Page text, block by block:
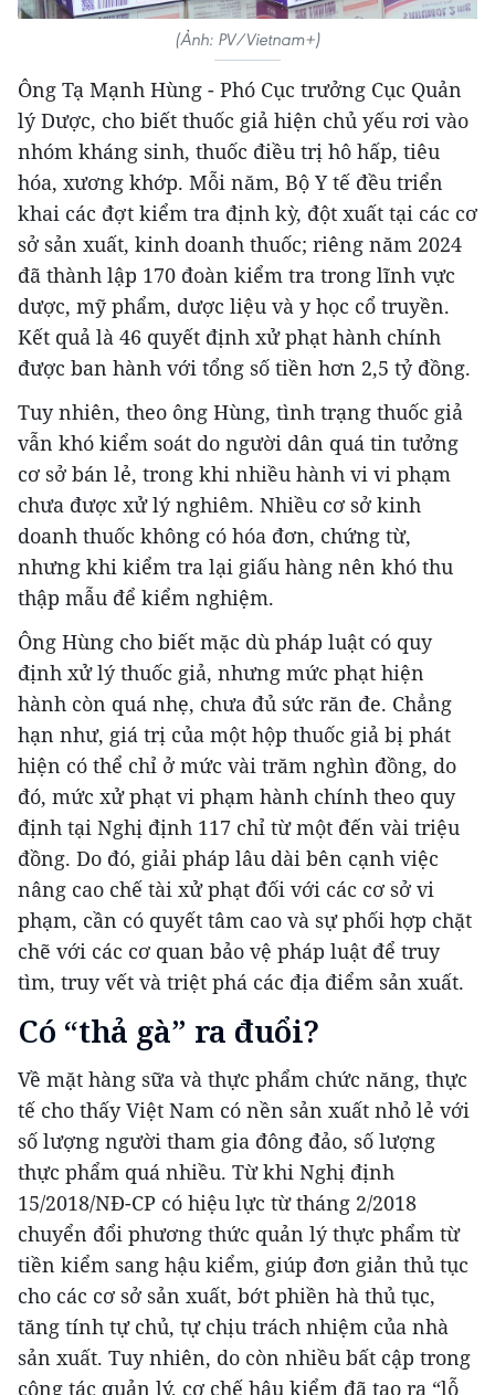
(Ảnh: PV/Vietnam+)
Ông Tạ Mạnh Hùng - Phó Cục trưởng Cục Quản
lý Dược, cho biết thuốc giả hiện chủ yếu rơi vào
nhóm kháng sinh, thuốc điều trị hô hấp, tiêu
hóa, xương khớp. Mỗi năm, Bộ Y tế đều triển
khai các đợt kiểm tra định kỳ, đột xuất tại các cơ
sở sản xuất, kinh doanh thuốc; riêng năm 2024
đã thành lập 170 đoàn kiểm tra trong lĩnh vực
dược, mỹ phẩm, dược liệu và y học cổ truyền.
Kết quả là 46 quyết định xử phạt hành chính
được ban hành với tổng số tiền hơn 2,5 tỷ đồng.
Tuy nhiên, theo ông Hùng, tình trạng thuốc giả
vẫn khó kiểm soát do người dân quá tin tưởng
cơ sở bán lẻ, trong khi nhiều hành vi vi phạm
chưa được xử lý nghiêm. Nhiều cơ sở kinh
doanh thuốc không có hóa đơn, chứng từ,
nhưng khi kiểm tra lại giấu hàng nên khó thu
thập mẫu để kiểm nghiệm.
Ông Hùng cho biết mặc dù pháp luật có quy
định xử lý thuốc giả, nhưng mức phạt hiện
hành còn quá nhẹ, chưa đủ sức răn đe. Chẳng
hạn như, giá trị của một hộp thuốc giả bị phát
hiện có thể chỉ ở mức vài trăm nghìn đồng, do
đó, mức xử phạt vi phạm hành chính theo quy
định tại Nghị định 117 chỉ từ một đến vài triệu
đồng. Do đó, giải pháp lâu dài bên cạnh việc
nâng cao chế tài xử phạt đối với các cơ sở vi
phạm, cần có quyết tâm cao và sự phối hợp chặt
chẽ với các cơ quan bảo vệ pháp luật để truy
tìm, truy vết và triệt phá các địa điểm sản xuất.
Có “thả gà” ra đuổi?
Về mặt hàng sữa và thực phẩm chức năng, thực
tế cho thấy Việt Nam có nền sản xuất nhỏ lẻ với
số lượng người tham gia đông đảo, số lượng
thực phẩm quá nhiều. Từ khi Nghị định
15/2018/NĐ-CP có hiệu lực từ tháng 2/2018
chuyển đổi phương thức quản lý thực phẩm từ
tiền kiểm sang hậu kiểm, giúp đơn giản thủ tục
cho các cơ sở sản xuất, bớt phiền hà thủ tục,
tăng tính tự chủ, tự chịu trách nhiệm của nhà
sản xuất. Tuy nhiên, do còn nhiều bất cập trong
công tác quản lý, cơ chế hậu kiểm đã tạo ra “lỗ